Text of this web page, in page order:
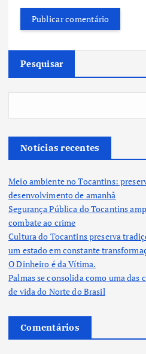
Pesquisar
Notícias recentes
Meio ambiente no Tocantins:
desenvolvimento de amanhã
Segurança Pública do Tocantins
combate ao crime
Cultura do Tocantins preserva
um estado em constante
O Dinheiro é da Vítima.
Palmas se consolida como uma
de vida do Norte do Brasil
Comentários